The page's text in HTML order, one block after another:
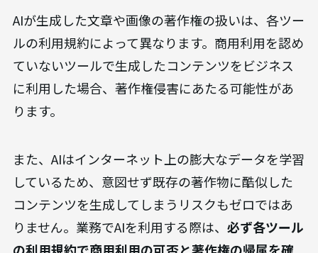
AIが生成した文章や画像の著作権の扱いは、各ツー
ルの利用規約によって異なります。商用利用を認め
ていないツールで生成したコンテンツをビジネス
に利用した場合、著作権侵害にあたる可能性があ
ります。
また、AIはインターネット上の膨大なデータを学習
しているため、意図せず既存の著作物に酷似した
コンテンツを生成してしまうリスクもゼロではあ
りません。業務でAIを利用する際は、 必ず各ツール
の利用規約で商用利用の可否と著作権の帰属を確